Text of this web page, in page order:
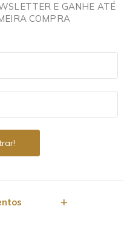
E GANHE ATÉ
COMPRA